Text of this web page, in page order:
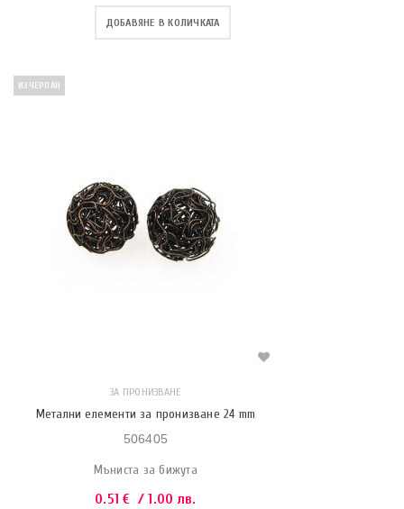
ДОБАВЯНЕ В КОЛИЧКАТА
ИЗЧЕРПАН
ЗА ПРОНИЗВАНЕ
Метални елементи за пронизване 24 mm
506405
Мъниста за бижута
0.51€ / 1.00 лв.